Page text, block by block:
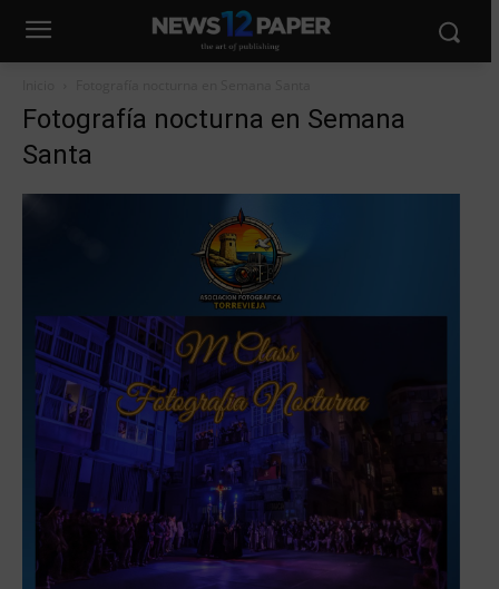
Fotografía nocturna en Semana
Santa